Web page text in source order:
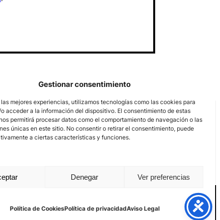
Gestionar consentimiento
mejores experiencias, utilizamos tecnologías como las cookies para
acceder a la información del dispositivo. El consentimiento de estas
permitirá procesar datos como el comportamiento de navegación o las
únicas en este sitio. No consentir o retirar el consentimiento, puede
a ciertas características y funciones.
Denegar Ver preferencias
Política de CookiesPolítica de privacidadAviso Legal
Política de Cookies